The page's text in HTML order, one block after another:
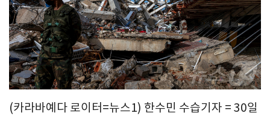
(카라바예다 로이터=뉴스1) 한수민 수습기자 = 30일